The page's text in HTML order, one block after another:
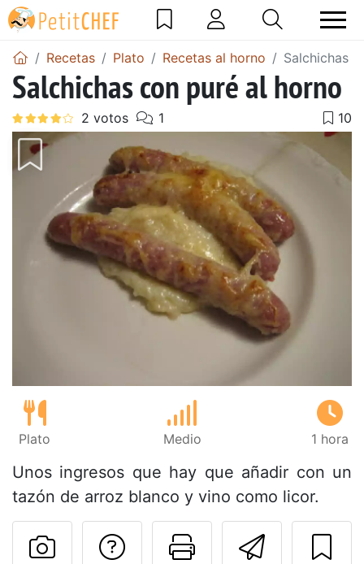
Recetas Plato Recetas al horno Salchichas
Salchichas con puré al horno
Plato Medio 1 hora
Unos ingresos que hay que añadir con un
tazón de arroz blanco y vino como licor.
Imprimir
Preguntar al autor